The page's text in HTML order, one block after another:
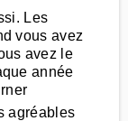
Les
vous avez
avez le
année
agréables